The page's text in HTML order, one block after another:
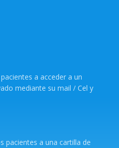
a acceder a un
mediante su mail / Cel y
pacientes a una cartilla de